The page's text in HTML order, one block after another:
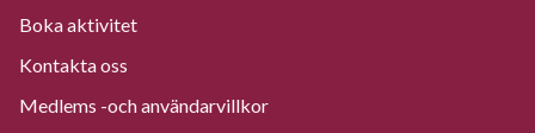
Boka aktivitet
Kontakta oss
Medlems -och användarvillkor